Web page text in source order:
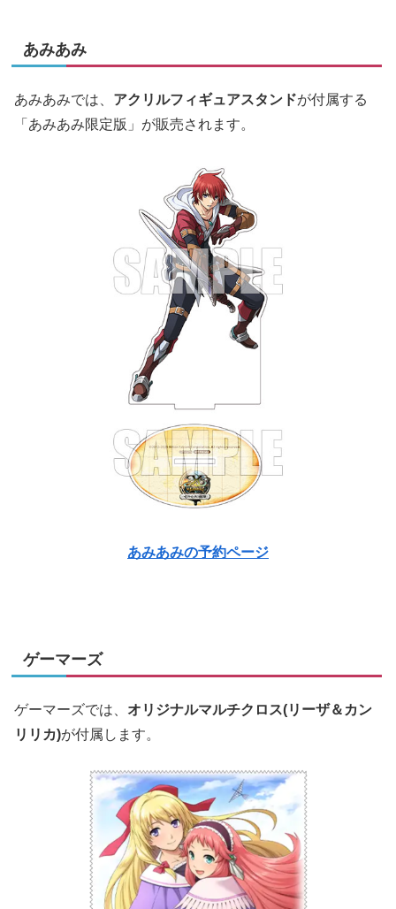
あみあみ
あみあみでは、 アクリルフィギュアスタンドが付属する
「あみあみ限定版」が販売されます。
あみあみの予約ページ
ゲーマーズ
ゲーマーズでは、 オリジナルマルチクロス(リーザ＆カン
リリカ)が付属します。